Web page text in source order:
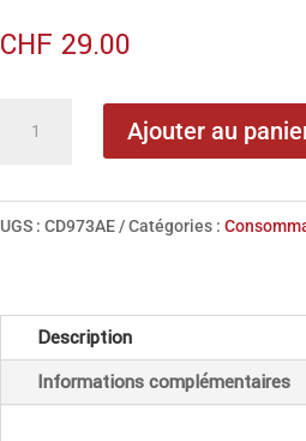
CHF 29.00
d'encre
HP
Ajouter au
UGS : CD973AE Catégories :
Description
Informations complémentaires